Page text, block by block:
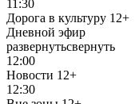
11:30
Дорога в культуру 12+
Дневной эфир
развернутьсвернуть
12:00
Новости 12+
12:30